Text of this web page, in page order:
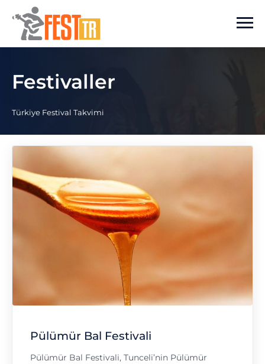
Ana içeriğe atla
Festivaller
Türkiye Festival Takvimi
Pülümür Bal Festivali
Pülümür Bal Festivali, Tunceli’nin Pülümür